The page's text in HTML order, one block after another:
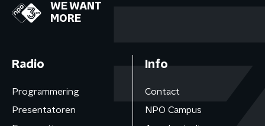
WE WANT
MORE
Radio
Programmering
Presentatoren
Info
Contact
NPO Campus